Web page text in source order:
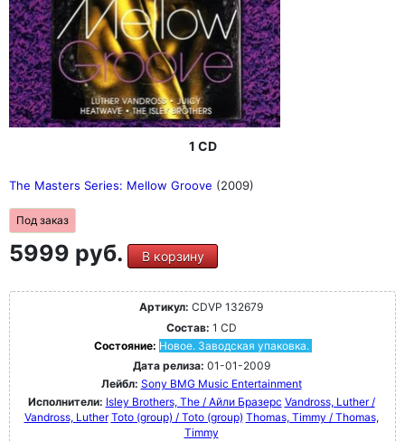
1 CD
The Masters Series: Mellow Groove (2009)
Под заказ
5999 руб. В корзину
Артикул: CDVP 132679
Состав: 1 CD
Состояние: Новое. Заводская упаковка.
Дата релиза: 01-01-2009
Лейбл: Sony BMG Music Entertainment
Исполнители: Isley Brothers, The / Айли Бразерс Vandross, Luther /
Vandross, Luther Toto (group) / Toto (group) Thomas, Timmy / Thomas,
Timmy